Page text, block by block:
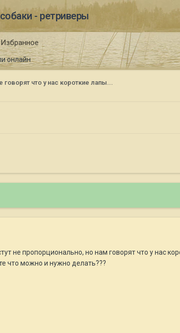
- ретриверы
онлайн
Избранное
говорят что у нас короткие лапы...
не пропорционально, но нам говорят что у нас
что можно и нужно делать???